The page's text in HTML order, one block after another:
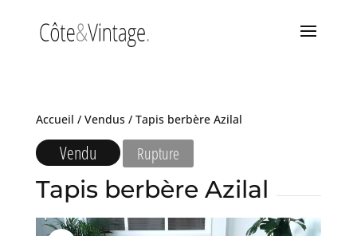
Accueil / Vendus/ Tapis berbère Azilal
Vendu Rupture
Tapis berbère Azilal